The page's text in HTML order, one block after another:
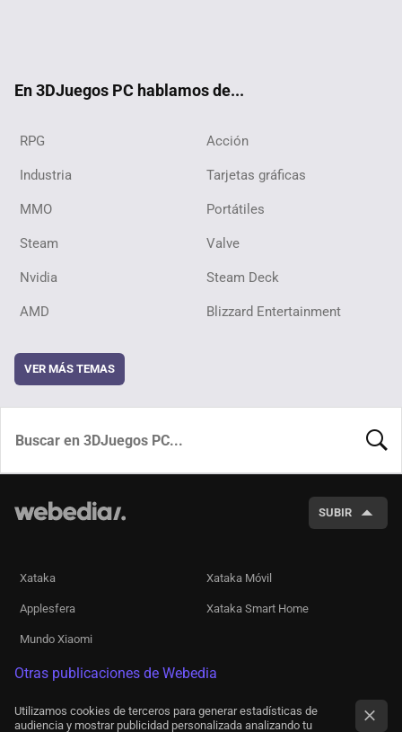
En 3DJuegos PC hablamos de...
RPG Acción
Industria Tarjetas gráficas
MMO Portátiles
Steam Valve
Nvidia Steam Deck
AMD Blizzard Entertainment
VER MÁS TEMAS
SUBIR
Xataka Xataka Móvil
Applesfera Xataka Smart Home
Mundo Xiaomi
Otras publicaciones de Webedia
Utilizamos cookies de terceros para generar estadísticas de
audiencia y mostrar publicidad personalizada analizando tu